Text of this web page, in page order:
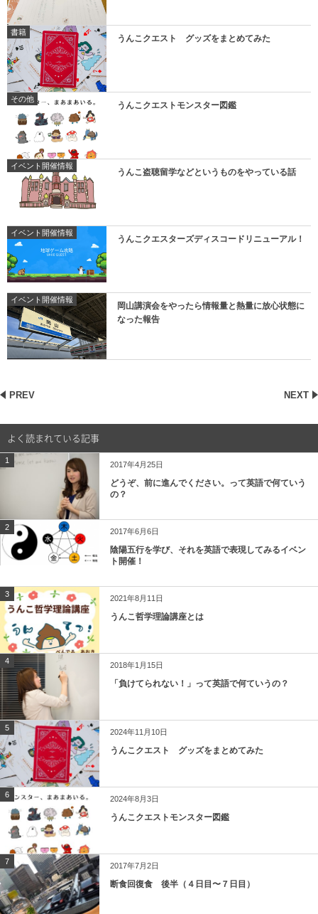
書籍
うんこクエスト グッズをまとめてみた
その他
うんこクエストモンスター図鑑
イベント開催情報
うんこ盗聴留学などというものをやっている話
イベント開催情報
うんこクエスターズディスコードリニューアル！
イベント開催情報
岡山講演会をやったら情報量と熱量に放心状態に
なった報告
PREV NEXT
よく読まれている記事
1 2017年4月25日
どうぞ、前に進んでください。って英語で何ていう
の？
2 2017年6月6日
陰陽五行を学び、それを英語で表現してみるイベン
ト開催！
3 2021年8月11日
うんこ哲学理論講座とは
4 2018年1月15日
「負けてられない！」って英語で何ていうの？
5 2024年11月10日
うんこクエスト グッズをまとめてみた
6 2024年8月3日
うんこクエストモンスター図鑑
7 2017年7月2日
断食回復食 後半（４日目〜７日目）